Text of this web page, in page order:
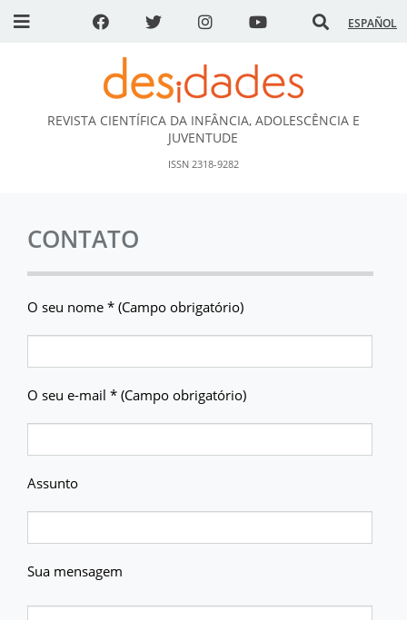
ESPAÑOL
DESidades
REVISTA CIENTÍFICA DA INFÂNCIA, ADOLESCÊNCIA E
JUVENTUDE
ISSN 2318-9282
CONTATO
O seu nome * (Campo obrigatório)
O seu e-mail * (Campo obrigatório)
Assunto
Sua mensagem